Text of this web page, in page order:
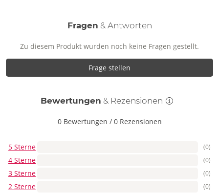
Fragen & Antworten
Zu diesem Produkt wurden noch keine Fragen gestellt.
Frage stellen
Bewertungen & Rezensionen
0 Bewertungen / 0 Rezensionen
5 Sterne (0)
4 Sterne (0)
3 Sterne (0)
2 Sterne (0)